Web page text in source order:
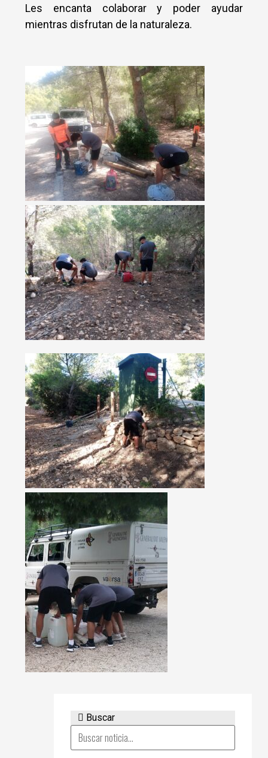
Les encanta colaborar y poder ayudar
mientras disfrutan de la naturaleza.
Buscar